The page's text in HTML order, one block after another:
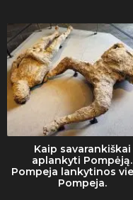
Kaip savarankiškai
aplankyti Pompėją.
Pompeja lankytinos
Pompeja.